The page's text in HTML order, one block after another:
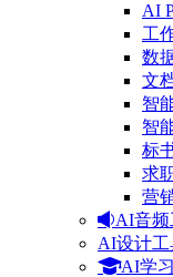
AI
工
数
文
智
智
标
求
营
AI音频
AI设计工
AI学